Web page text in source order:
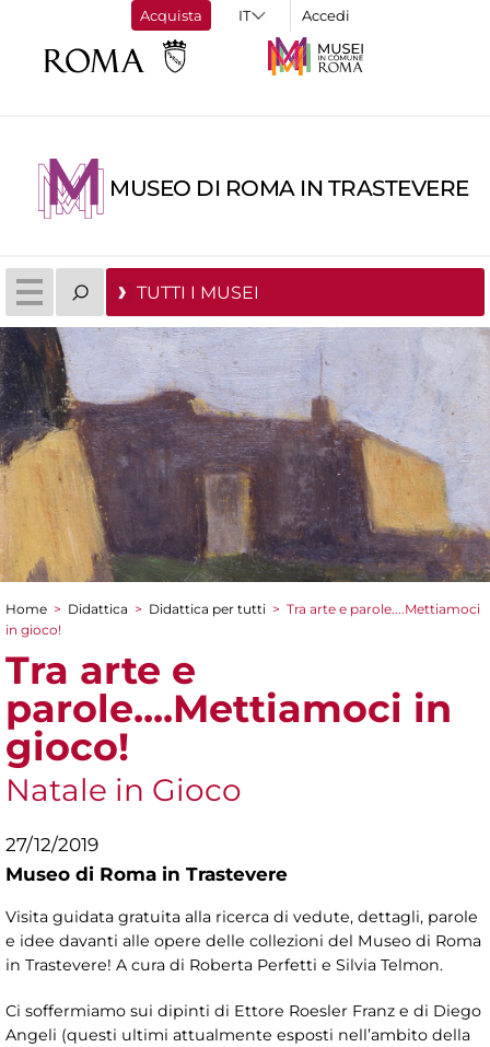
Acquista Accedi
MUSEO DI ROMA IN TRASTEVERE
TUTTI I MUSEI
Tu sei qui
Home > Didattica > Didattica per tutti > Tra arte e parole....Mettiamoci
in gioco!
Tra arte e
parole....Mettiamoci in
gioco!
Natale in Gioco
27/12/2019
Museo di Roma in Trastevere
Visita guidata gratuita alla ricerca di vedute, dettagli, parole
e idee davanti alle opere delle collezioni del Museo di Roma
in Trastevere! A cura di Roberta Perfetti e Silvia Telmon.
Ci soffermiamo sui dipinti di Ettore Roesler Franz e di Diego
Angeli (questi ultimi attualmente esposti nell’ambito della